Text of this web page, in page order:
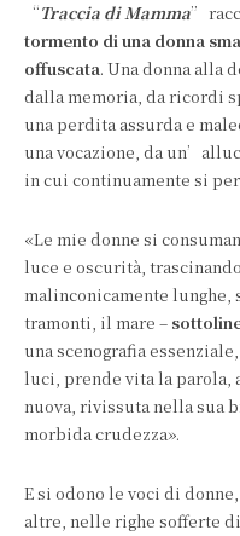
“Traccia di Mamma”
tormento di una donna
offuscata. Una donna alla
dalla memoria, da ricordi
una perdita assurda e
una vocazione, da
in cui continuamente si
«Le mie donne si
luce e oscurità,
malinconicamente
tramonti, il mare –
una scenografia
luci, prende vita la parola,
nuova, rivissuta nella sua
morbida crudezza».
E si odono le voci di
altre, nelle righe sofferte